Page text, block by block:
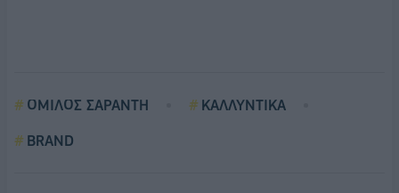
ΟΜΙΛΟΣ ΣΑΡΑΝΤΗ
ΚΑΛΛΥΝΤΙΚΑ
BRAND